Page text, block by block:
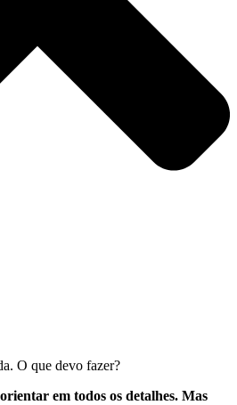
O que devo fazer?
em todos os detalhes. Mas